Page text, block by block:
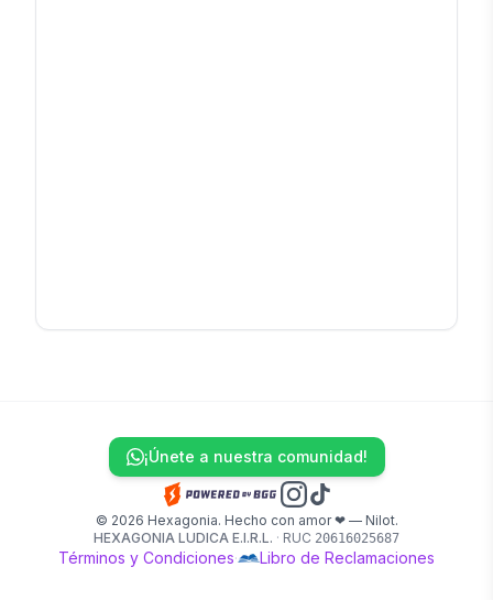
© 2026 Hexagonia. Hecho con amor ❤ — Nilot.
HEXAGONIA LUDICA E.I.R.L. · RUC 20616025687
Términos y Condiciones· Libro de Reclamaciones
¡Únete a nuestra comunidad!